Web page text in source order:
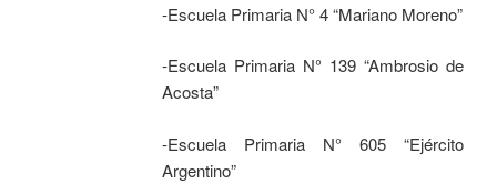
-Escuela Primaria N° 4 “Mariano Moreno”
-Escuela Primaria N° 139 “Ambrosio de
Acosta”
-Escuela Primaria N° 605 “Ejército
Argentino”